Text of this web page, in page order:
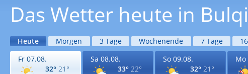
Das Wetter heute in
Heute Morgen 3 Tage Wochenende 7 Tage
Fr 07.08.
32° 21°
Sa 08.08.
33° 22°
So 09.08.
32° 21°
Mo